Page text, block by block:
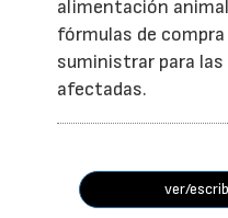
alimentación
fórmulas de
suministrar para
afectadas.
ver/